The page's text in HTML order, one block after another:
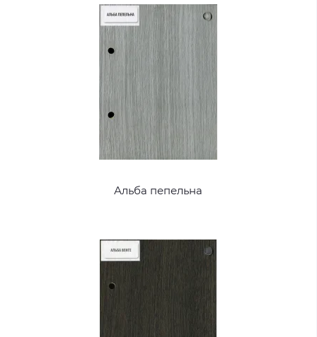
Альба пепельна